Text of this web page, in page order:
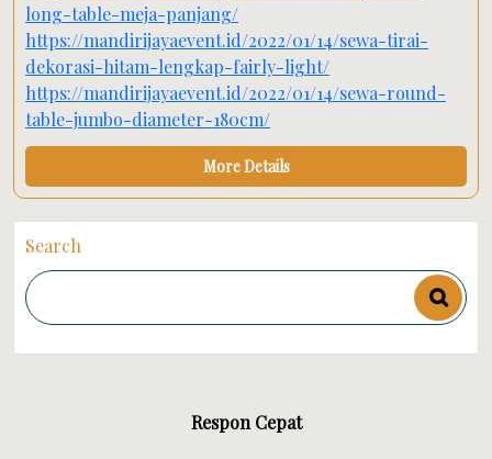
long-table-meja-panjang/
https://mandirijayaevent.id/2022/01/14/sewa-tirai-
dekorasi-hitam-lengkap-fairly-light/
https://mandirijayaevent.id/2022/01/14/sewa-round-
table-jumbo-diameter-180cm/
More Details
Search
Respon Cepat